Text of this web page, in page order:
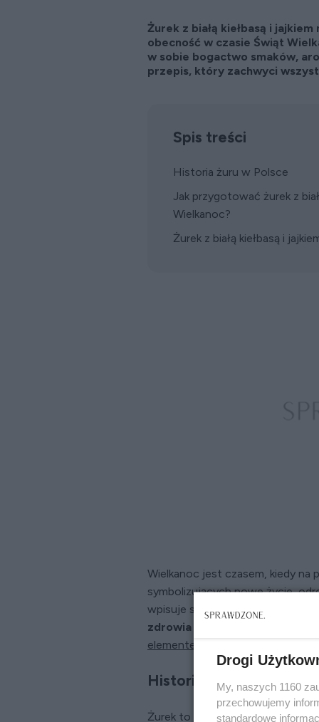
Żurek z białą kiełbasą i
obecność w czasie Świąt
w sobie bogactwo smaków,
przepis, który zachwyci
Spis treści
Historia żuru w Polsce
Jak przygotować żurek z
Wielkanoc?
Żurek z białą kiełbasą i
Wielkanoc jest czasem, kiedy na
symbolizujących nowe życie,
wpisuje się w te symboliczne
zdrowia i dobrobytu, a jajko –
elementem tradycyjnego
Historia żuru w Polsce
Żurek to zupa, której
Drogi
My, naszych 1160
przechowujemy
standardowe